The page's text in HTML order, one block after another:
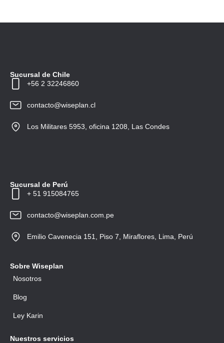
+56 2 32246860
contacto@wiseplan.cl
Los Militares 5953, oficina 1208, Las Condes
Sucursal de Chile
+ 51 915084765
contacto@wiseplan.com.pe
Emilio Cavenecia 151, Piso 7, Miraflores, Lima, Perú
Sucursal de Perú
Sobre Wiseplan
Nosotros
Blog
Ley Karin
Nuestros servicios